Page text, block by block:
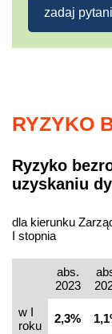
zadaj
RYZYKO
Ryzyko
uzyskaniu
dla kierunku
I stopnia
abs.
2023
w I
roku
2,3%